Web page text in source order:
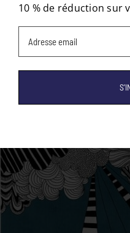
10 % de réduction sur